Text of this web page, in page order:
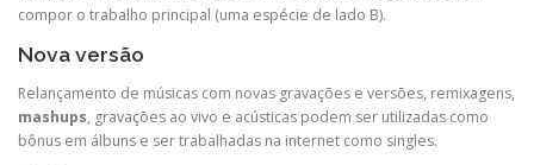
compor o trabalho principal (uma espécie de lado B).
Nova versão
Relançamento de músicas com novas gravações e versões, remixagens,
mashups, gravações ao vivo e acústicas podem ser utilizadas como
bônus em álbuns e ser trabalhadas na internet como singles.